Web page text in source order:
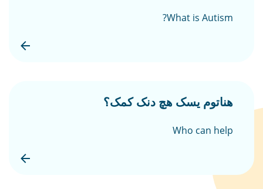
What is Autism?
هناتوم یسک هچ دنک کمک؟
Who can help